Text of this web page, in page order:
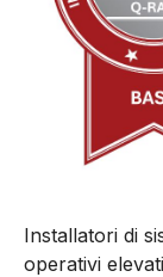
Installatori di
operativi